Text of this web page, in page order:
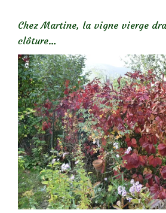
Chez Martine, la vigne vierge
clôture…